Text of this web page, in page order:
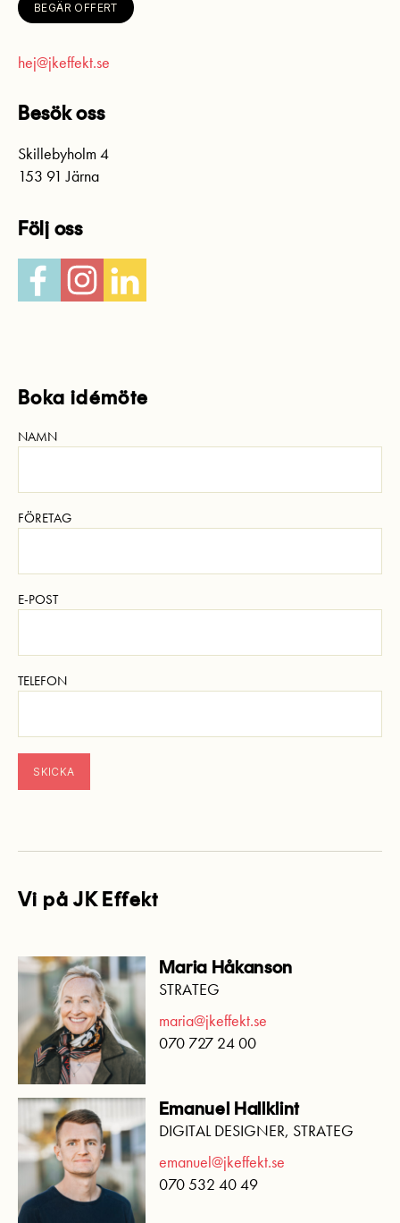
BEGÄR OFFERT
hej@jkeffekt.se
Besök oss
Skillebyholm 4
153 91 Järna
Följ oss
Facebook
Instagram
LinkedIn
Boka idémöte
NAMN
FÖRETAG
E-POST
TELEFON
Vi på JK Effekt
Maria Håkanson
STRATEG
maria@jkeffekt.se
070 727 24 00
Emanuel Hallklint
DIGITAL DESIGNER, STRATEG
emanuel@jkeffekt.se
070 532 40 49